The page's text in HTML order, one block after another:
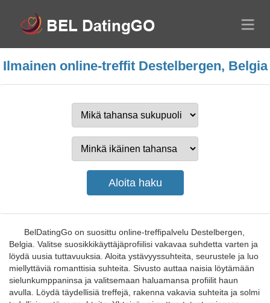
Ilmainen online-treffit Destelbergen, Belgia
BelDatingGo on suosittu online-treffipalvelu Destelbergen,
Belgia. Valitse suosikkikäyttäjäprofiilisi vakavaa suhdetta varten ja
löydä uusia tuttavuuksia. Aloita ystävyyssuhteita, seurustele ja luo
miellyttäviä romanttisia suhteita. Sivusto auttaa naisia löytämään
sielunkumppaninsa ja valitsemaan haluamansa profiilit haun
avulla. Löydä täydellisiä treffejä, rakenna vakavia suhteita ja solmi